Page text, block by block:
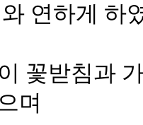
연하게 하
꽃받침과
며